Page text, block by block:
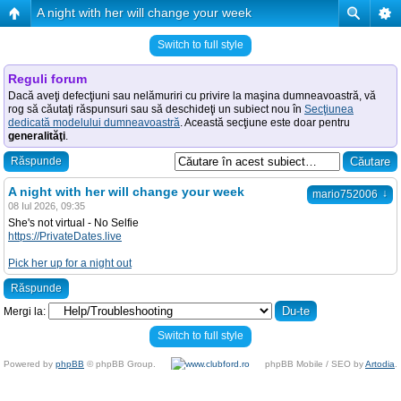
A night with her will change your week
Switch to full style
Reguli forum
Dacă aveţi defecţiuni sau nelămuriri cu privire la maşina dumneavoastră, vă
rog să căutaţi răspunsuri sau să deschideţi un subiect nou în Secţiunea
dedicată modelului dumneavoastră. Această secţiune este doar pentru
generalităţi.
Răspunde
mario752006 ↓
A night with her will change your week
08 Iul 2026, 09:35
She's not virtual - No Selfie
https://PrivateDates.live
Pick her up for a night out
Răspunde
Mergi la:
Switch to full style
Powered by phpBB © phpBB Group. phpBB Mobile / SEO byArtodia